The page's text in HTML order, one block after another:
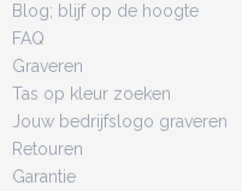
Blog; blijf op de hoogte
FAQ
Graveren
Tas op kleur zoeken
Jouw bedrijfslogo graveren
Retouren
Garantie